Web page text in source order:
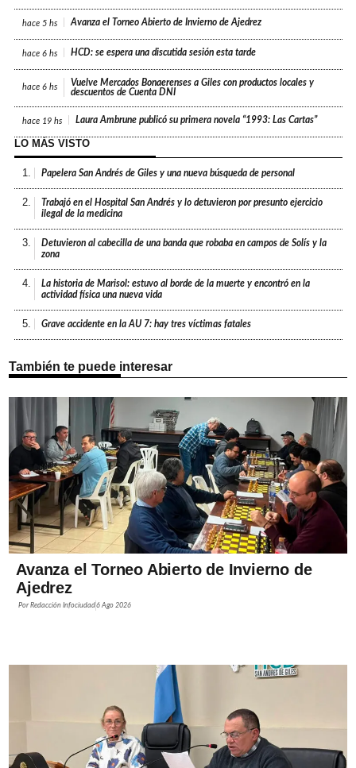
hace 5 hs Avanza el Torneo Abierto de Invierno de Ajedrez
hace 6 hs HCD: se espera una discutida sesión esta tarde
hace 6 hs
Vuelve Mercados Bonaerenses a Giles con productos locales y
descuentos de Cuenta DNI
hace 19 hs Laura Ambrune publicó su primera novela “1993: Las Cartas”
LO MÁS VISTO
1. Papelera San Andrés de Giles y una nueva búsqueda de personal
2.
Trabajó en el Hospital San Andrés y lo detuvieron por presunto ejercicio
ilegal de la medicina
3.
Detuvieron al cabecilla de una banda que robaba en campos de Solís y la
zona
4.
La historia de Marisol: estuvo al borde de la muerte y encontró en la
actividad física una nueva vida
5. Grave accidente en la AU 7: hay tres víctimas fatales
También te puede interesar
Avanza el Torneo Abierto de Invierno de
Ajedrez
PorRedacción Infociudad6 Ago 2026